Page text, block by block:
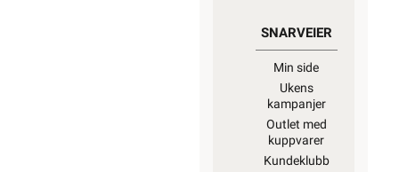
SNARVEIER
Min side
Ukens
kampanjer
Outlet med
kuppvarer
Kundeklubb